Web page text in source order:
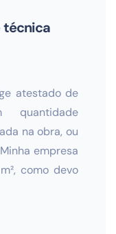
técnica
atestado de
quantidade
na obra, ou
empresa
como devo